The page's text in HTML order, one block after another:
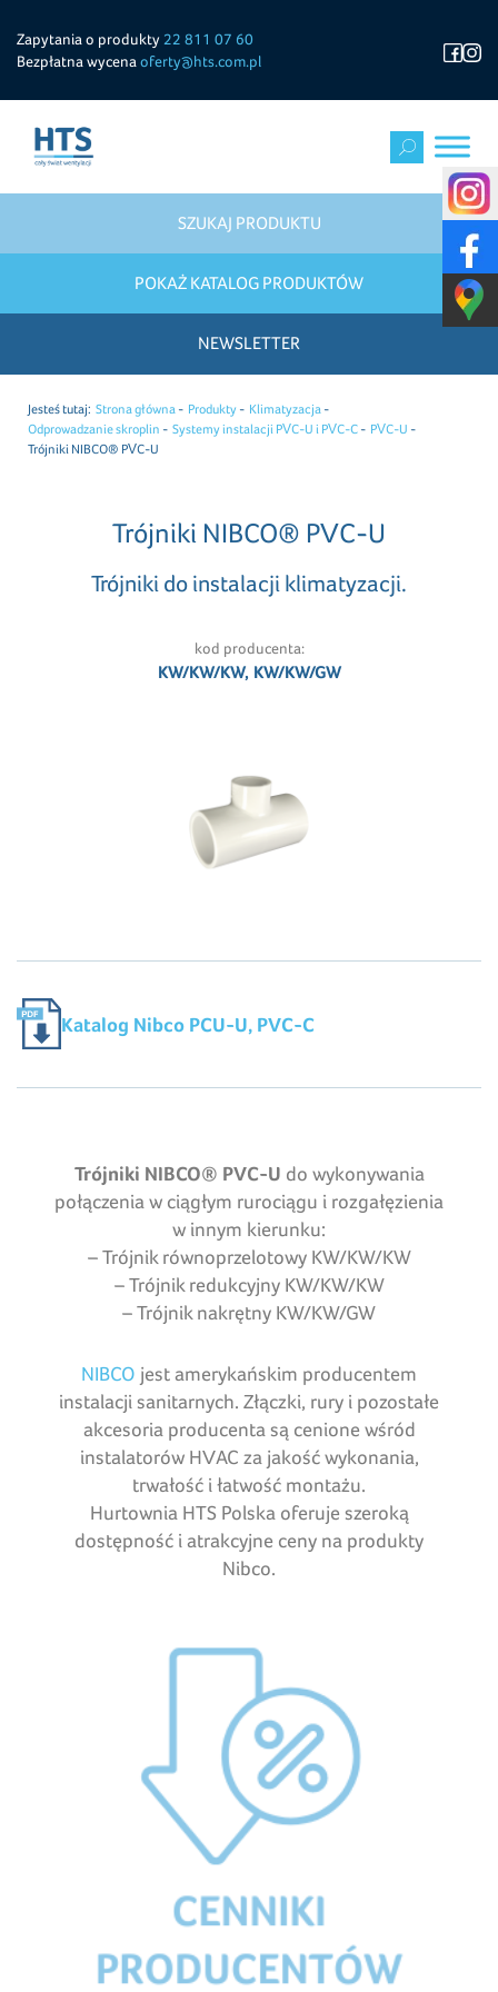
Zapytania o produkty 22 811 07 60
Bezpłatna wycena oferty@hts.com.pl
SZUKAJ PRODUKTU
POKAŻ KATALOG PRODUKTÓW
NEWSLETTER
Jesteś tutaj: Strona główna Produkty
Klimatyzacja
Odprowadzanie skroplin
Systemy instalacji PVC-U i PVC-C
PVC-U
Trójniki NIBCO® PVC-U
Trójniki NIBCO® PVC-U
Trójniki do instalacji klimatyzacji.
kod producenta:
KW/KW/KW, KW/KW/GW
Katalog Nibco PCU-U, PVC-C
Trójniki NIBCO® PVC-U do wykonywania
połączenia w ciągłym rurociągu i rozgałęzienia
w innym kierunku:
– Trójnik równoprzelotowy KW/KW/KW
– Trójnik redukcyjny KW/KW/KW
– Trójnik nakrętny KW/KW/GW
NIBCO jest amerykańskim producentem
instalacji sanitarnych. Złączki, rury i pozostałe
akcesoria producenta są cenione wśród
instalatorów HVAC za jakość wykonania,
trwałość i łatwość montażu.
Hurtownia HTS Polska oferuje szeroką
dostępność i atrakcyjne ceny na produkty
Nibco.